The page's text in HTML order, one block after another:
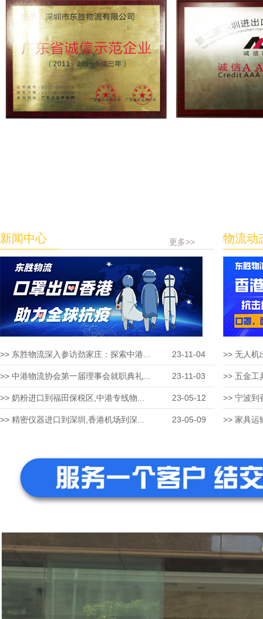
新闻中心 更多>>
>> 东胜物流深入参访劲家庄：探索中港... 23-11-04
>> 中港物流协会第一届理事会就职典礼... 23-11-03
>> 奶粉进口到福田保税区,中港专线物... 23-05-12
>> 精密仪器进口到深圳,香港机场到深... 23-05-09
物流动
>> 无人机
>> 五金工
>> 宁波到
>> 家具运